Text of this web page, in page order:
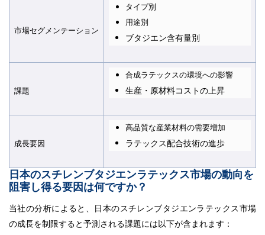
市場セグメンテーション
タイプ別
用途別
ブタジエン含有量別
課題
合成ラテックスの環境への影響
生産・原材料コストの上昇
成長要因
高品質な産業材料の需要増加
ラテックス配合技術の進歩
日本のスチレンブタジエンラテックス市場の動向を
阻害し得る要因は何ですか？
当社の分析によると、日本のスチレンブタジエンラテックス市場
の成長を制限すると予測される課題には以下が含まれます：